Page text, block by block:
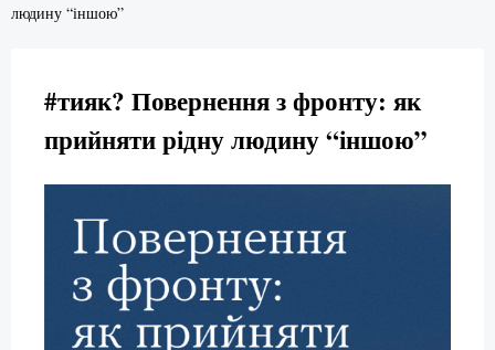
людину “іншою”
#тияк? Повернення з фронту: як
прийняти рідну людину “іншою”